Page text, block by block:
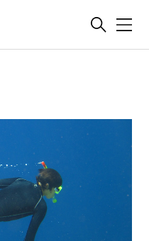
메